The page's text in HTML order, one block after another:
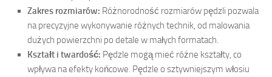
Zakres rozmiarów: Różnorodność rozmiarów pędzli pozwala
na precyzyjne wykonywanie różnych technik, od malowania
dużych powierzchni po detale w małych formatach.
Kształt i twardość: Pędzle mogą mieć różne kształty, co
wpływa na efekty końcowe. Pędzle o sztywniejszym włosiu